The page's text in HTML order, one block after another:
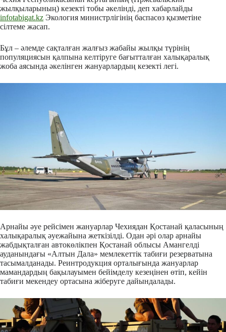
жылқыларының) кезекті тобы әкелінді, деп хабарлайды
infotabigat.kz Экология министрлігінің баспасөз қызметіне
сілтеме жасап.
Бұл – әлемде сақталған жалғыз жабайы жылқы түрінің
популяциясын қалпына келтіруге бағытталған халықаралық
жоба аясында әкелінген жануарлардың кезекті легі.
Арнайы әуе рейсімен жануарлар Чехиядан Қостанай қаласының
халықаралық әуежайына жеткізілді. Одан әрі олар арнайы
жабдықталған автокөлікпен Қостанай облысы Амангелді
ауданындағы «Алтын Дала» мемлекеттік табиғи резерватына
тасымалданады. Реинтродукция орталығында жануарлар
мамандардың бақылауымен бейімделу кезеңінен өтіп, кейін
табиғи мекендеу ортасына жіберуге дайындалады.